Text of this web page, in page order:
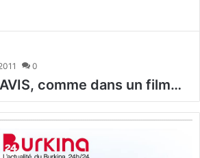
0
comme dans un film…